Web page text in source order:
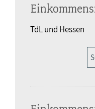
TdL und Hessen